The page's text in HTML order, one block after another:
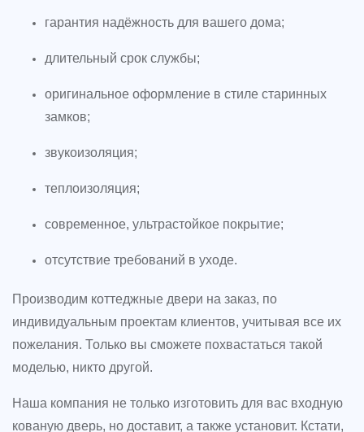
гарантия надёжность для вашего дома;
длительный срок службы;
оригинальное оформление в стиле старинных
замков;
звукоизоляция;
теплоизоляция;
современное, ультрастойкое покрытие;
отсутствие требований в уходе.
Производим коттеджные двери на заказ, по
индивидуальным проектам клиентов, учитывая все их
пожелания. Только вы сможете похвастаться такой
моделью, никто другой.
Наша компания не только изготовить для вас входную
кованую дверь, но доставит, а также установит. Кстати,